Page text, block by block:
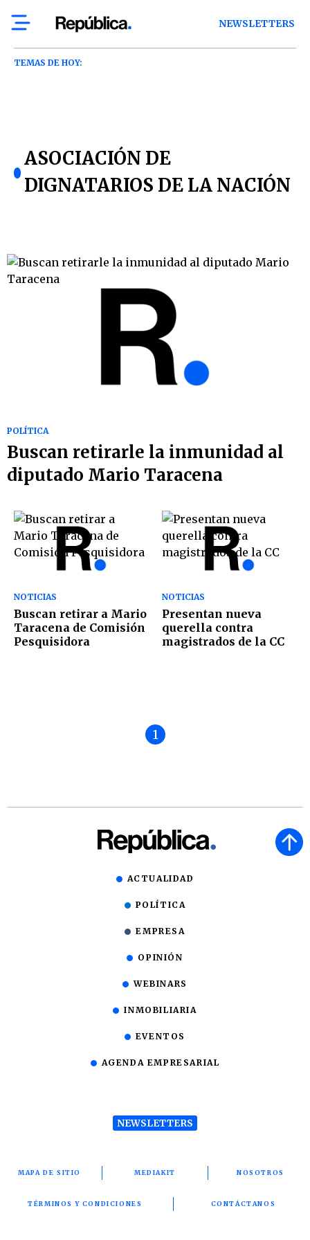
NEWSLETTERS
TEMAS DE HOY:
ASOCIACIÓN DE
DIGNATARIOS DE LA NACIÓN
POLÍTICA
Buscan retirarle la inmunidad al
diputado Mario Taracena
NOTICIAS
Buscan retirar a Mario
Taracena de Comisión
Pesquisidora
NOTICIAS
Presentan nueva
querella contra
magistrados de la CC
1
ACTUALIDAD
POLÍTICA
EMPRESA
OPINIÓN
WEBINARS
INMOBILIARIA
EVENTOS
AGENDA EMPRESARIAL
NEWSLETTERS
MAPA DE SITIO MEDIAKIT NOSOTROS
TÉRMINOS Y CONDICIONES CONTÁCTANOS